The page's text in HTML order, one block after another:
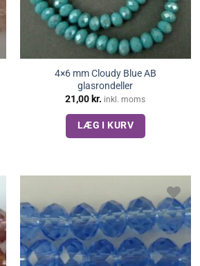
4×6 mm Cloudy Blue AB
glasrondeller
21,00 kr. inkl. moms
LÆG I KURV